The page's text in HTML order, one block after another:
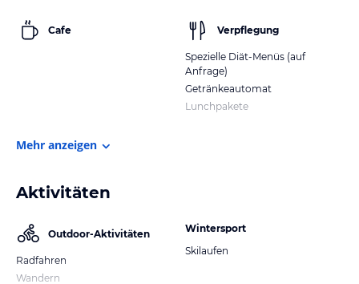
Cafe Verpflegung
Spezielle Diät-Menüs (auf
Anfrage)
Getränkeautomat
Lunchpakete
Mehr anzeigen
Aktivitäten
Outdoor-Aktivitäten
Radfahren
Wandern
Wintersport
Skilaufen